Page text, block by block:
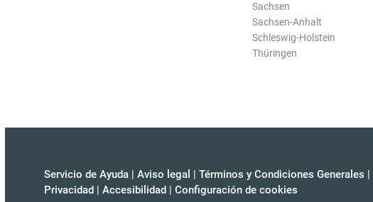
Sachsen
Sachsen-Anhalt
Schleswig-Holstein
Thüringen
Servicio de Ayuda | Aviso legal | Términos y Condiciones Generales |
Privacidad | Accesibilidad | Configuración de cookies